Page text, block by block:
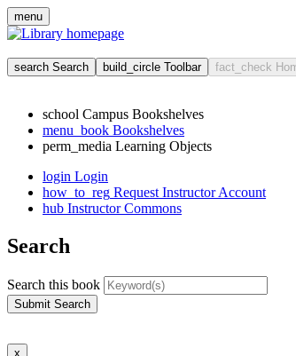
menu
search Search build_circle Toolbar fact_check
school Campus Bookshelves
menu_book Bookshelves
perm_media Learning Objects
login Login
how_to_reg Request Instructor Account
hub Instructor Commons
Search
Search this book
Submit Search
x